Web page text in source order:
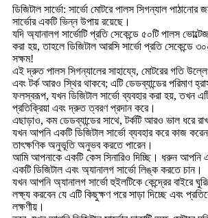
ডিজিটাল সার্ভো: সার্ভো মোটরে পালস সিগন্যাল পাঠানোর
সার্ভোর একটি ভিন্ন উপায় রয়েছে।
যদি অ্যানালগ সার্ভোটি প্রতি সেকেন্ডে ৫০টি পালস
করা হয়, তাহলে ডিজিটাল আরসি সার্ভো প্রতি সেকেন্ডে
সক্ষম!
এই দ্রুত পালস সিগন্যালের সাহায্যে, মোটরের গতি
এবং টর্ক আরও স্থির থাকবে; এটি ডেডব্যান্ডের পরিমাণ
ফলস্বরূপ, যখন ডিজিটাল সার্ভো ব্যবহার করা হয়, তখন
প্রতিক্রিয়া এবং দ্রুত ত্বরণ প্রদান করে।
এছাড়াও, কম ডেডব্যান্ডের সাথে, টর্কটি আরও ভাল ধরে
যখন আপনি একটি ডিজিটাল সার্ভো ব্যবহার করে কাজ
তাৎক্ষণিক অনুভূতি অনুভব করতে পারেন।
আমি আপনাকে একটি কেস সিনারিও দিচ্ছি। ধরুন আপনি
একটি ডিজিটাল এবং অ্যানালগ সার্ভো লিঙ্ক করতে চান।
যখন আপনি অ্যানালগ সার্ভো হুইলটিকে কেন্দ্রের বাইরে
লক্ষ্য করবেন যে এটি কিছুক্ষণ পরে সাড়া দিচ্ছে এবং
লক্ষণীয়।